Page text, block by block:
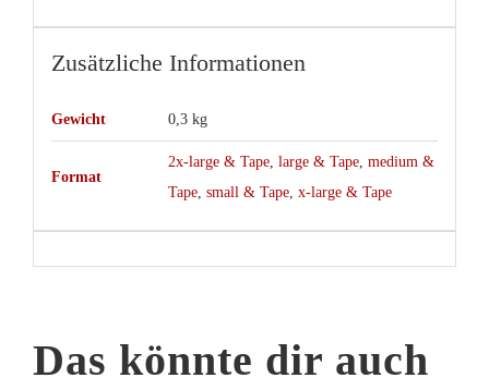
Zusätzliche Informationen
Gewicht 0,3 kg
Format
2x-large & Tape, large & Tape, medium &
Tape, small & Tape, x-large & Tape
Das könnte dir auch